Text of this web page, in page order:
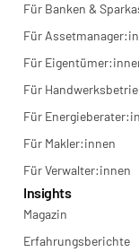
Für Banken &
Für
Für
Für
Für
Für Makler:innen
Für Verwalter:innen
Insights
Magazin
Erfahrungsberichte